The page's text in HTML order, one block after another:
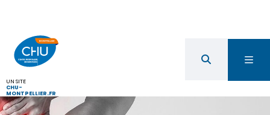
UN SITE
CHU-
MONTPELLIER.FR